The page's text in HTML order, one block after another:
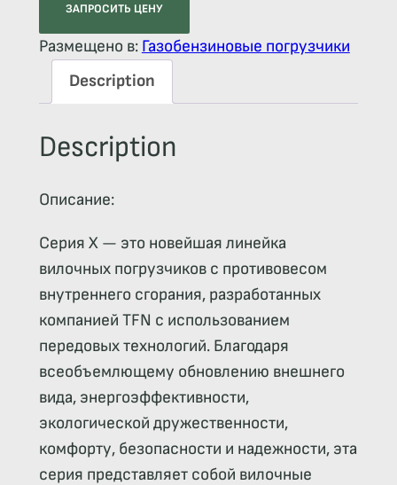
ЗАПРОСИТЬ ЦЕНУ
Размещено в: Газобензиновые погрузчики
Description
Description
Описание:
Серия X — это новейшая линейка
вилочных погрузчиков с противовесом
внутреннего сгорания, разработанных
компанией TFN с использованием
передовых технологий. Благодаря
всеобъемлющему обновлению внешнего
вида, энергоэффективности,
экологической дружественности,
комфорту, безопасности и надежности, эта
серия представляет собой вилочные